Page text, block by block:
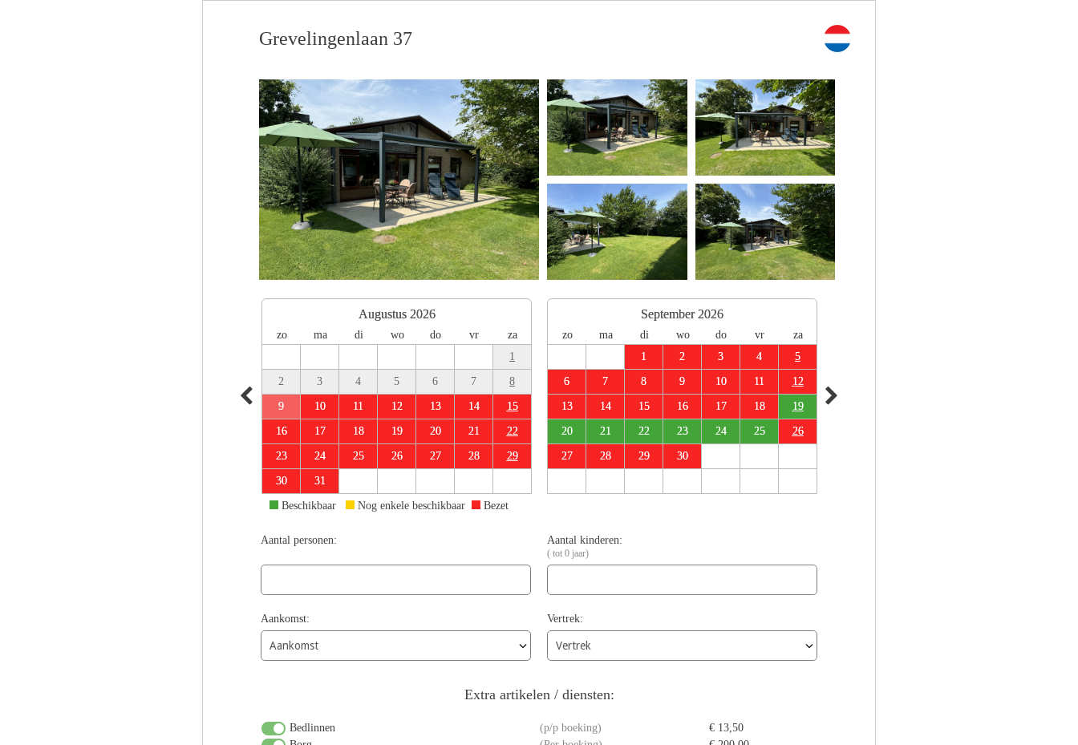
Grevelingenlaan 37
Augustus 2026
zo ma di wo do vr
za
1
2 3 4 5 6 7 8
9 10 11 12 13 14 15
16 17 18 19 20 21 22
23 24 25 26 27 28 29
30 31
September 2026
zo ma di wo do vr
za
1
2 3 4 5
6 7 8 9 10 11 12
13 14 15 16 17 18 19
20 21 22 23 24 25 26
27 28 29 30
Beschikbaar Nog enkele beschikbaar Bezet
Aantal personen: Aantal kinderen:
( tot 0 jaar)
Aankomst: Vertrek:
Extra artikelen / diensten:
Bedlinnen p/p boeking
€ 13,50